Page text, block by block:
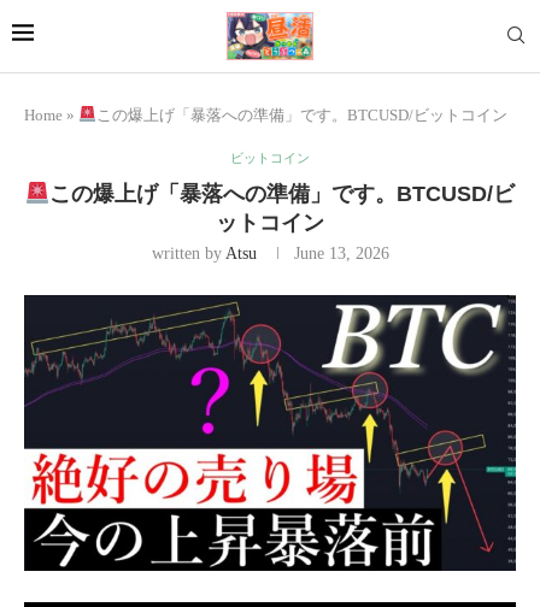
Home » この爆上げ「暴落への準備」です。BTCUSD/ビットコイン
ビットコイン
この爆上げ「暴落への準備」です。BTCUSD/ビ
ットコイン
written by Atsu June 13, 2026